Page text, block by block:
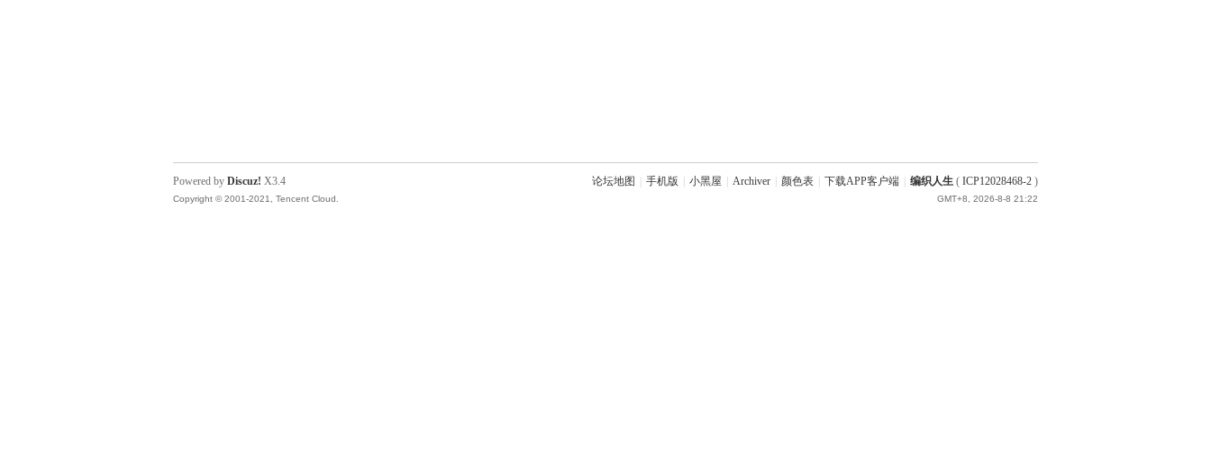
论坛地图 手机版 小黑屋 Archiver 颜色表 下载APP客户端 编织人生 ( ICP12028468-2 )
GMT+8, 2026-8-8 21:22
Powered by Discuz! X3.4
Copyright © 2001-2021, Tencent Cloud.